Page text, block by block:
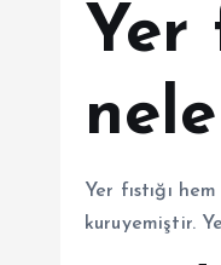
Yer
Yer fıstığı
kuruyemiştir.